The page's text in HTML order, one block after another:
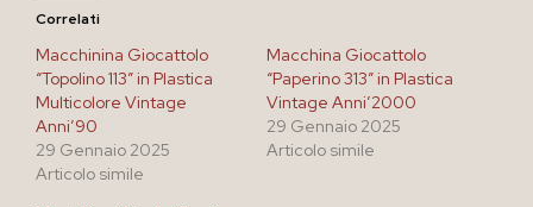
Correlati
Macchinina Giocattolo
“Topolino 113” in Plastica
Multicolore Vintage
Anni’90
29 Gennaio 2025
Articolo simile
Macchina Giocattolo
“Paperino 313” in Plastica
Vintage Anni’2000
29 Gennaio 2025
Articolo simile